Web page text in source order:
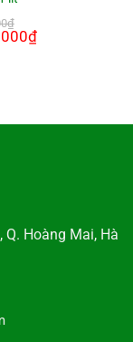
₫
₫Giá
hiện
Hoàng Mai, Hà